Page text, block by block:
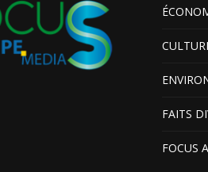
FAITS
FOCUS